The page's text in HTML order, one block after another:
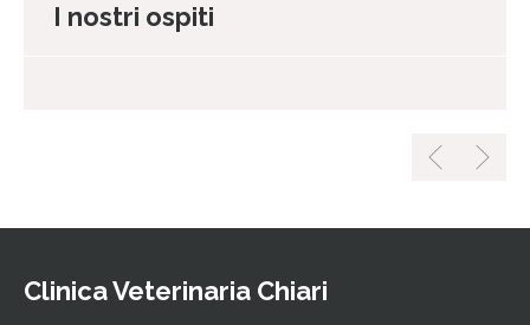
I nostri ospiti
Clinica Veterinaria Chiari